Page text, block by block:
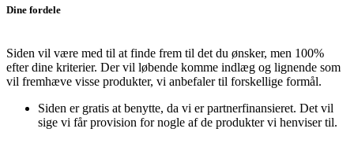
Dine fordele
Siden vil være med til at finde frem til det du ønsker, men 100%
efter dine kriterier. Der vil løbende komme indlæg og lignende som
vil fremhæve visse produkter, vi anbefaler til forskellige formål.
Siden er gratis at benytte, da vi er partnerfinansieret. Det vil
sige vi får provision for nogle af de produkter vi henviser til.